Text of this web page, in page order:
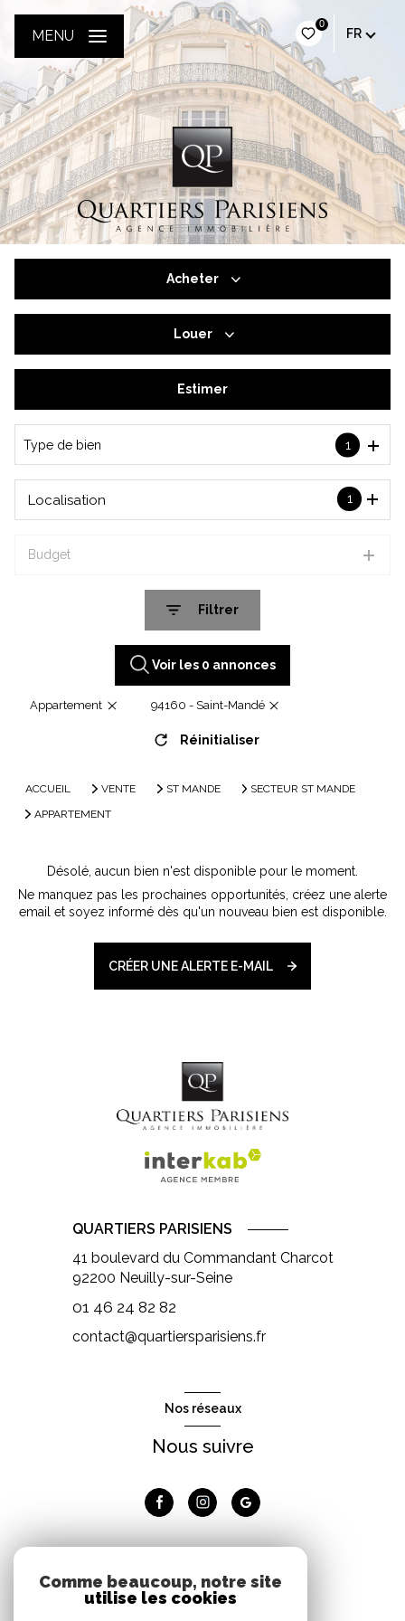
0
FR
MENU
Acheter
De l'immo pro
Louer
De l'immo pro
Estimer
Type de bien 1
1
Localisation
Budget
Filtrer
Voir les 0 annonces
Appartement 94160 - Saint-Mandé
Réinitialiser
ACCUEIL VENTE ST MANDE
SECTEUR ST MANDE
APPARTEMENT
Désolé, aucun bien n'est disponible pour le moment.
Ne manquez pas les prochaines opportunités, créez une alerte
email et soyez informé dès qu'un nouveau bien est disponible.
CRÉER UNE ALERTE E-MAIL
QUARTIERS PARISIENS
41 boulevard du Commandant Charcot
92200 Neuilly-sur-Seine
01 46 24 82 82
contact@quartiersparisiens.fr
Nos réseaux
Nous suivre
Nous adhérons
Comme beaucoup, notre site
utilise les cookies